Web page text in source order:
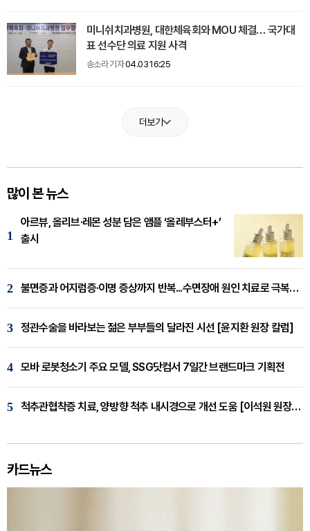
미니쉬치과병원, 대한체육회와 MOU 체결… 국가대
표 선수단 의료 지원 사격
송소라 기자04.03 16:25
더보기
많이 본 뉴스
1
아르뷰, 올리브·레몬 성분 담은 앰플 ‘올레부스터+’
출시
2 불면증과 어지럼증·이명 증상까지 반복...수면장애 원인 치료로 극복해야
3 정관수술을 바라보는 젊은 부부들의 달라진 시선 [윤지환 원장 칼럼]
4 모바 로봇청소기 주요 모델, SSG닷컴서 7일간 브랜드마크 기획전
5 척추관협착증 치료, 양방향 척추 내시경으로 개선 도움 [이석원 원장 칼럼]
카드뉴스